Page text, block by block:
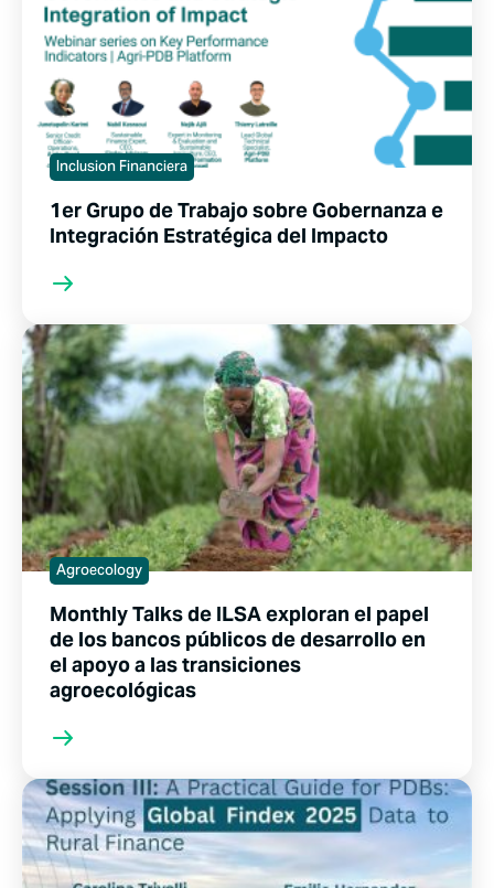
Inclusion Financiera
1er Grupo de Trabajo sobre Gobernanza e
Integración Estratégica del Impacto
Agroecology
Monthly Talks de ILSA exploran el papel
de los bancos públicos de desarrollo en
el apoyo a las transiciones
agroecológicas